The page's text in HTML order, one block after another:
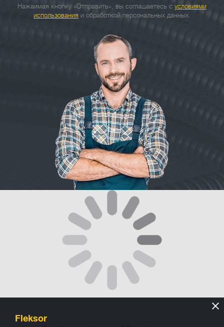
Нажаимая кнопку «Отправить», вы соглашаетесь с условиями
использования и обработкой персональных данных.
Fleksor